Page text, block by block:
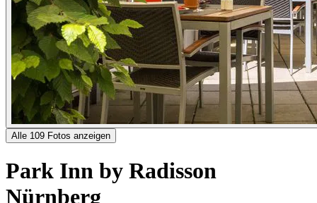
Alle 109 Fotos anzeigen
Park Inn by Radisson
Nürnberg